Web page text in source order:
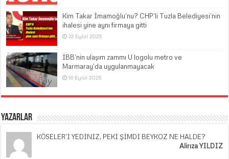
Kim Takar İmamoğlu’nu? CHP’li Tuzla Belediyesi’nin
ihalesi yine aynı firmaya gitti
22 Eylül 2025
İBB’nin ulaşım zammı U logolu metro ve
Marmaray’da uygulanmayacak
16 Eylül 2025
Yazarlar
KÖSELER’İ YEDİNİZ, PEKİ ŞİMDİ BEYKOZ NE HALDE?
Alirıza YILDIZ